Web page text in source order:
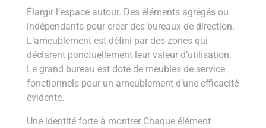
Élargir l’espace autour. Des éléments agrégés ou
indépendants pour créer des bureaux de direction.
L’ameublement est défini par des zones qui
déclarent ponctuellement leur valeur d’utilisation.
Le grand bureau est doté de meubles de service
fonctionnels pour un ameublement d’une efficacité
évidente.
Une identité forte à montrer Chaque élément